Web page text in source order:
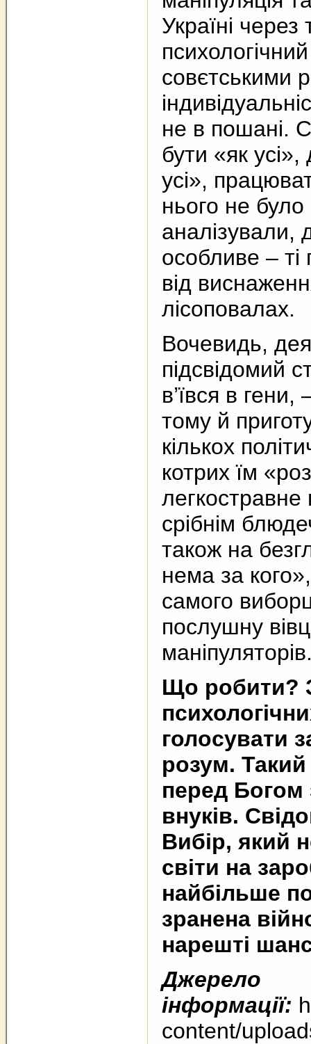
Україні
совєтськими
не в пошані.
бути «як
усі»,
нього не було
особливе –
від
лісоповалах.
Вочевидь,
підсвідомий
в’ївся в гени,
тому й
кількох
котрих їм
легкостравне
срібнім
також на
нема за
самого
послушну
Що робити?
голосувати
розум.
перед Богом
внуків.
Вибір, який
світи на
найбільше
зранена
нарешті
Джерело
інформації:
content/